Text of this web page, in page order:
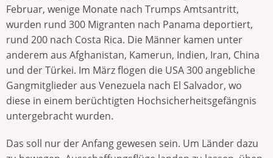
Februar, wenige Monate nach Trumps Amtsantritt,
wurden rund 300 Migranten nach Panama deportiert,
rund 200 nach Costa Rica. Die Männer kamen unter
anderem aus Afghanistan, Kamerun, Indien, Iran, China
und der Türkei. Im März flogen die USA 300 angebliche
Gangmitglieder aus Venezuela nach El Salvador, wo
diese in einem berüchtigten Hochsicherheitsgefängnis
untergebracht wurden.
Das soll nur der Anfang gewesen sein. Um Länder dazu